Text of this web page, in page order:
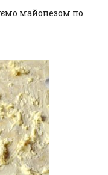
майонезом по